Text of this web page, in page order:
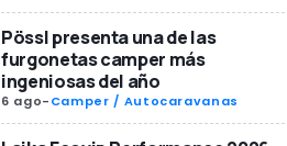
Pössl presenta una de las
furgonetas camper más
ingeniosas del año
6 ago-Camper / Autocaravanas